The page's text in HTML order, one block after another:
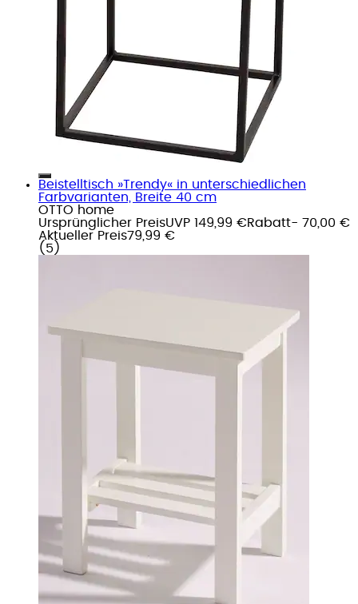
Beistelltisch »Trendy« in unterschiedlichen
Farbvarianten, Breite 40 cm
OTTO home
Ursprünglicher PreisUVP 149,99 €Rabatt- 70,00 €
Aktueller Preis79,99 €
( 5 )